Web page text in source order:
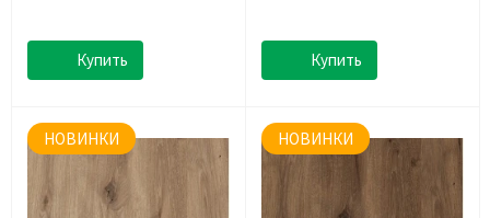
Купить Купить
НОВИНКИ НОВИНКИ